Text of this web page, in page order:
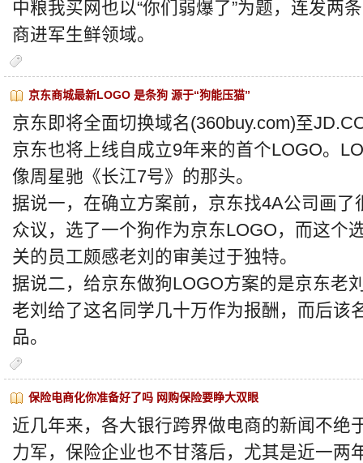
中粮我买网也以“你们弱爆了”为题，连发两
商进军生鲜领域。
京东商城最新LOGO 是条狗 源于“狗能压猫”
京东即将全面切换域名(360buy.com)至
京东也将上线自成立9年来的首个LOGO。
像周星驰《长江7号》的那头。
据说一，在确立方案前，京东找4A公司画
众议，选了一个狗作为京东LOGO，而这个
关的员工颇感老刘的审美过于独特。
据说二，给京东做狗LOGO方案的是京东老
老刘给了这名同学几十万作为报酬，而后该
品。
保险电商化你准备好了吗 网购保险要睁大双眼
近几年来，各大银行跨界做电商的新闻不绝
力军，保险企业也不甘落后，尤其是近一两